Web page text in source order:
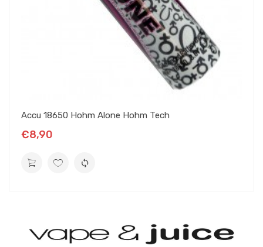
Accu 18650 Hohm Alone Hohm Tech
€8,90